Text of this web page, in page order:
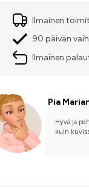
Ilmainen
90 päivän
Ilmainen
Pia
Hyvä ja
kuin